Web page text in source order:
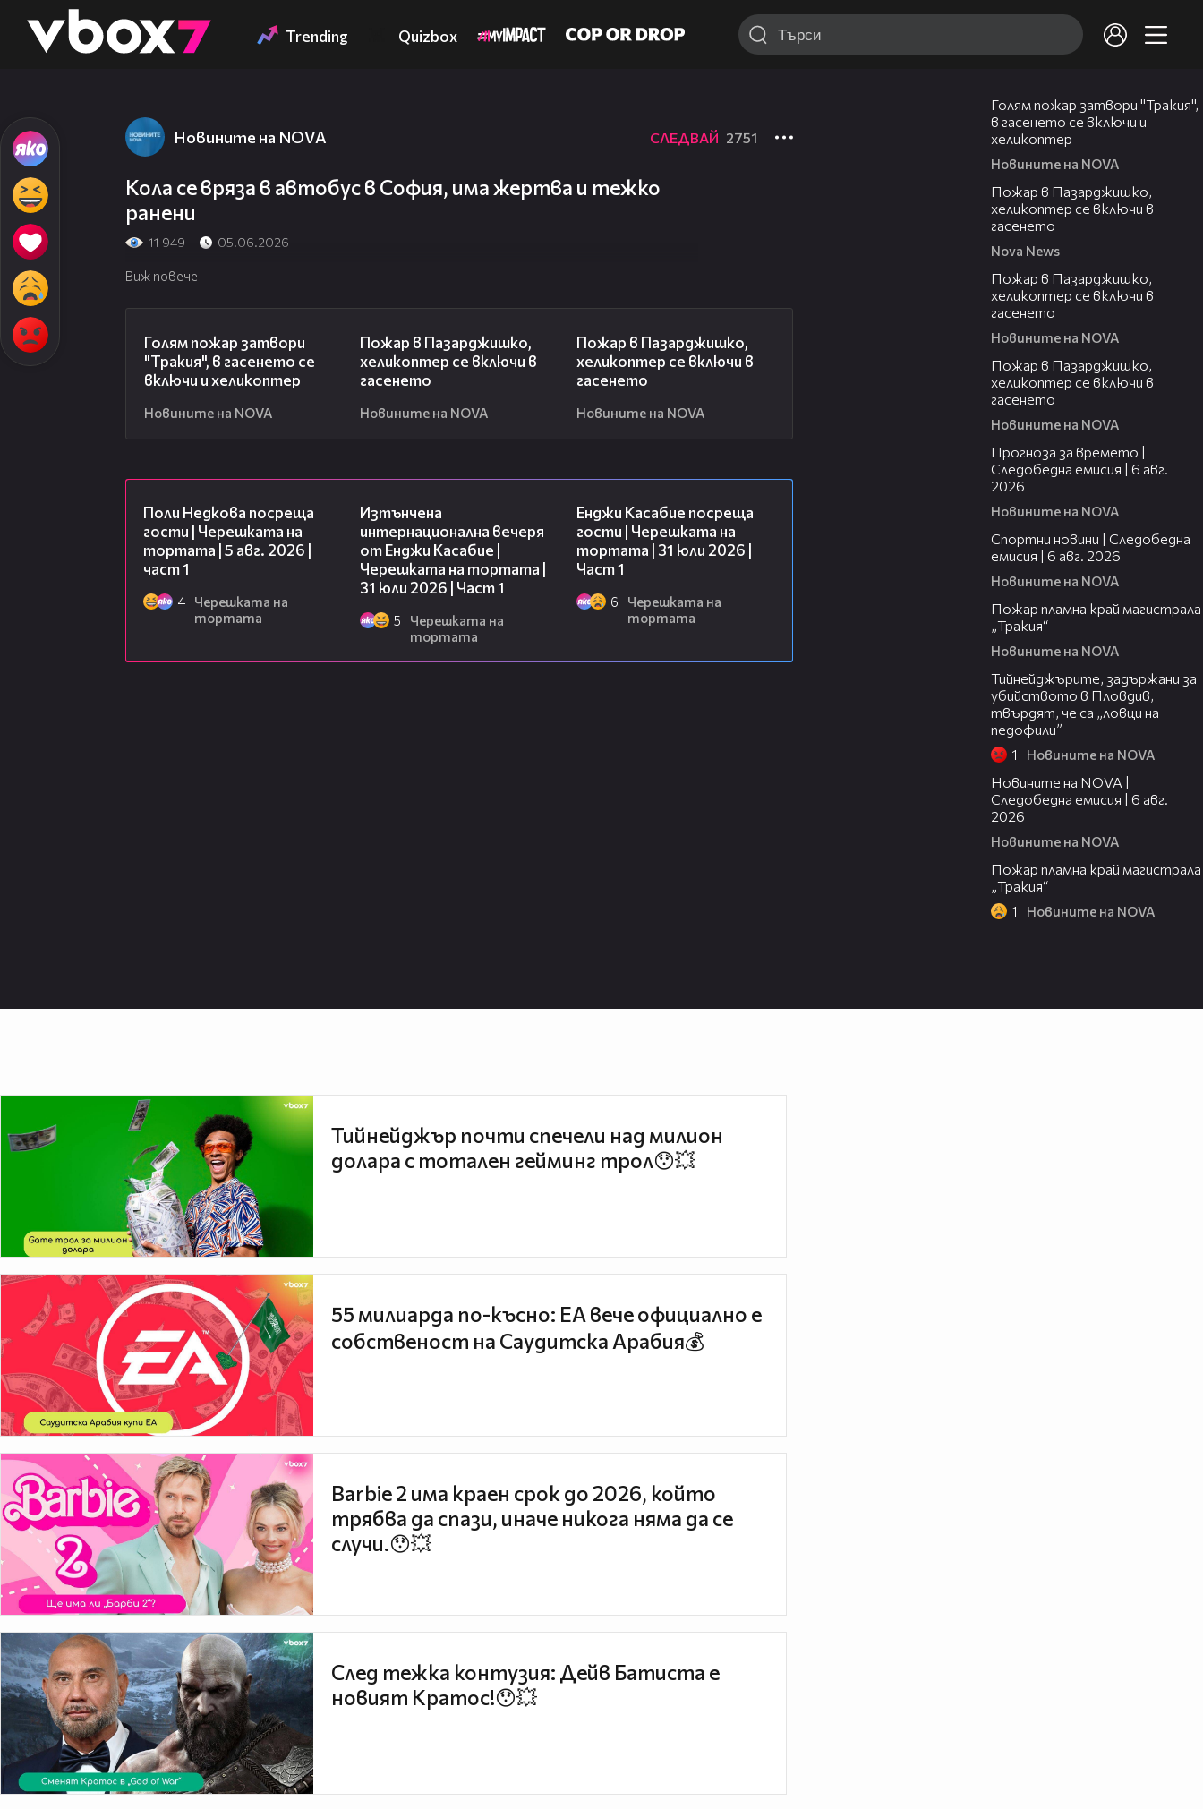
👾 Trending Quizbox
Новините на NOVA СЛЕДВАЙ 2751
Кола се вряза в автобус в София, има жертва и тежко
ранени
11 949 05.06.2026
Виж повече
Голям пожар затвори
"Тракия", в гасенето се
включи и хеликоптер
Новините на NOVA
Пожар в Пазарджишко,
хеликоптер се включи в
гасенето
Новините на NOVA
Пожар в Пазарджишко,
хеликоптер се включи в
гасенето
Новините на NOVA
Поли Недкова посреща
гости | Черешката на
тортата | 5 авг. 2026 |
част 1
4
Черешката на
тортата
Изтънчена
интернационална вечеря
от Енджи Касабие |
Черешката на тортата |
31 юли 2026 | Част 1
5
Черешката на
тортата
Енджи Касабие посреща
гости | Черешката на
тортата | 31 юли 2026 |
Част 1
6
Черешката на
тортата
Голям пожар затвори "Тракия",
в гасенето се включи и
хеликоптер
Новините на NOVA
Пожар в Пазарджишко,
хеликоптер се включи в
гасенето
Nova News
Пожар в Пазарджишко,
хеликоптер се включи в
гасенето
Новините на NOVA
Пожар в Пазарджишко,
хеликоптер се включи в
гасенето
Новините на NOVA
Прогноза за времето |
Следобедна емисия | 6 авг.
2026
Новините на NOVA
Спортни новини | Следобедна
емисия | 6 авг. 2026
Новините на NOVA
Пожар пламна край магистрала
„Тракия“
Новините на NOVA
Тийнейджърите, задържани за
убийството в Пловдив,
твърдят, че са „ловци на
педофили”
1 Новините на NOVA
Новините на NOVA |
Следобедна емисия | 6 авг.
2026
Новините на NOVA
Пожар пламна край магистрала
„Тракия“
1 Новините на NOVA
Тийнейджър почти спечели над милион
долара с тотален гейминг трол😯💥
55 милиарда по-късно: EA вече официално е
собственост на Саудитска Арабия💰
Barbie 2 има краен срок до 2026, който
трябва да спази, иначе никога няма да се
случи.😯💥
След тежка контузия: Дейв Батиста е
новият Кратос!😯💥